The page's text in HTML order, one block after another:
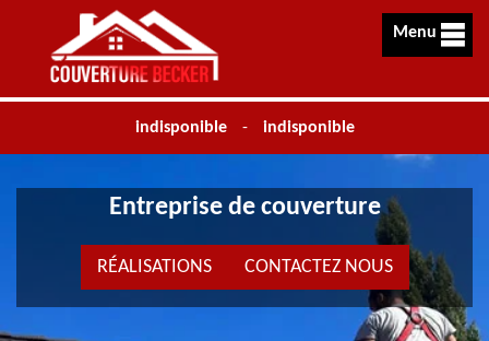
Menu
indisponible - indisponible
Entreprise de couverture
RÉALISATIONS CONTACTEZ NOUS